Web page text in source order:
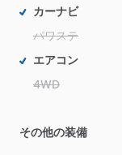
カーナビ
パワステ
エアコン
4WD
その他の装備